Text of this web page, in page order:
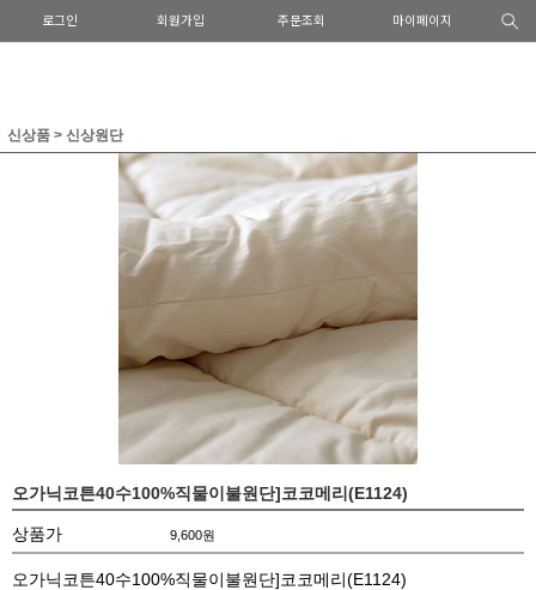
로그인 회원가입 주문조회 마이페이지
신상품 > 신상원단
오가닉코튼40수100%직물이불원단]코코메리(E1124)
상품가 9,600원
오가닉코튼40수100%직물이불원단]코코메리(E1124)